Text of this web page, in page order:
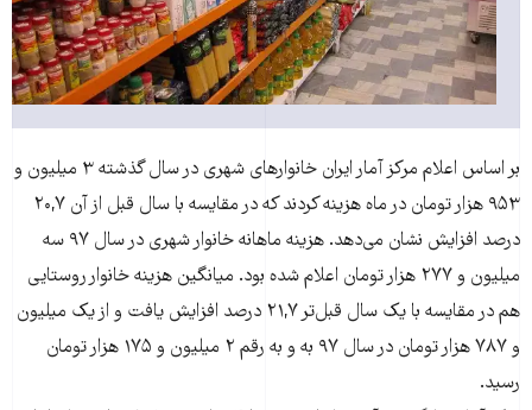
بر اساس اعلام مرکز آمار ایران خانوارهای شهری در سال گذشته ۳ میلیون و
۹۵۳ هزار تومان در ماه هزینه کردند که در مقایسه با سال قبل از آن ۲۰,۷
درصد افزایش نشان می‌دهد. هزینه ماهانه خانوار شهری در سال ۹۷ سه
میلیون و ۲۷۷ هزار تومان اعلام شده بود. میانگین هزینه خانوار روستایی
هم در مقایسه با یک سال قبل‌تر ۲۱,۷ درصد افزایش یافت و از یک میلیون
و ۷۸۷ هزار تومان در سال ۹۷ به و به رقم ۲ میلیون و ۱۷۵ هزار تومان
رسید.